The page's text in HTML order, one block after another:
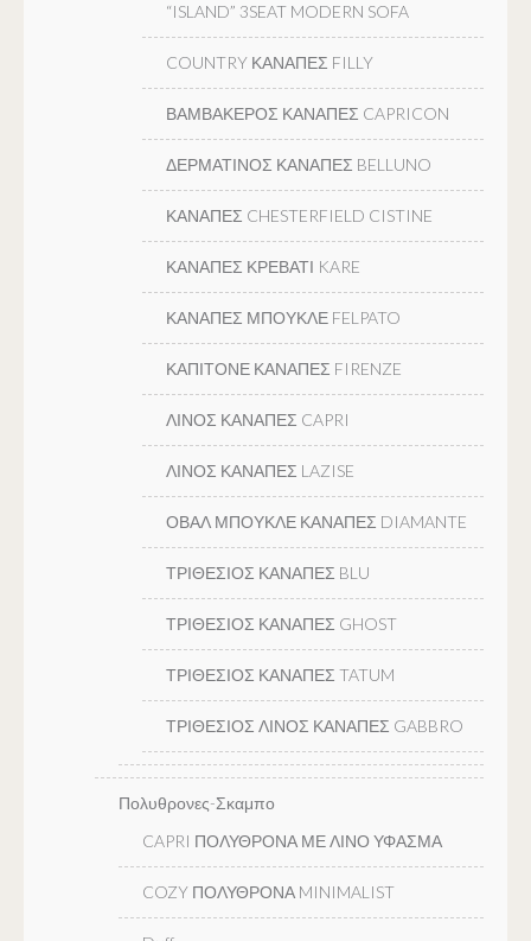
“ISLAND” 3SEAT MODERN SOFA
COUNTRY ΚΑΝΑΠΕΣ FILLY
ΒΑΜΒΑΚΕΡΟΣ ΚΑΝΑΠΕΣ CAPRICON
ΔΕΡΜΑΤΙΝΟΣ ΚΑΝΑΠΕΣ BELLUNO
ΚΑΝΑΠΕΣ CHESTERFIELD CISTINE
ΚΑΝΑΠΕΣ ΚΡΕΒΑΤΙ KARE
ΚΑΝΑΠΕΣ ΜΠΟΥΚΛΕ FELPATO
ΚΑΠΙΤΟΝΕ ΚΑΝΑΠΕΣ FIRENZE
ΛΙΝΟΣ ΚΑΝΑΠΕΣ CAPRI
ΛΙΝΟΣ ΚΑΝΑΠΕΣ LAZISE
ΟΒΑΛ ΜΠΟΥΚΛΕ ΚΑΝΑΠΕΣ DIAMANTE
ΤΡΙΘΕΣΙΟΣ ΚΑΝΑΠΕΣ BLU
ΤΡΙΘΕΣΙΟΣ ΚΑΝΑΠΕΣ GHOST
ΤΡΙΘΕΣΙΟΣ ΚΑΝΑΠΕΣ TATUM
ΤΡΙΘΕΣΙΟΣ ΛΙΝΟΣ ΚΑΝΑΠΕΣ GABBRO
Πολυθρονες-Σκαμπο
CAPRI ΠΟΛΥΘΡΟΝΑ ΜΕ ΛΙΝΟ ΥΦΑΣΜΑ
COZY ΠΟΛΥΘΡΟΝΑ MINIMALIST